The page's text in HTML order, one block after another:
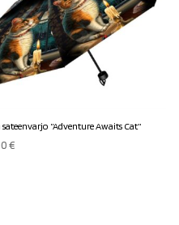
sateenvarjo ”Adventure Awaits Cat”
€